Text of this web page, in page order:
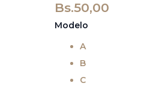
Bs.50,00
Modelo
A
B
C